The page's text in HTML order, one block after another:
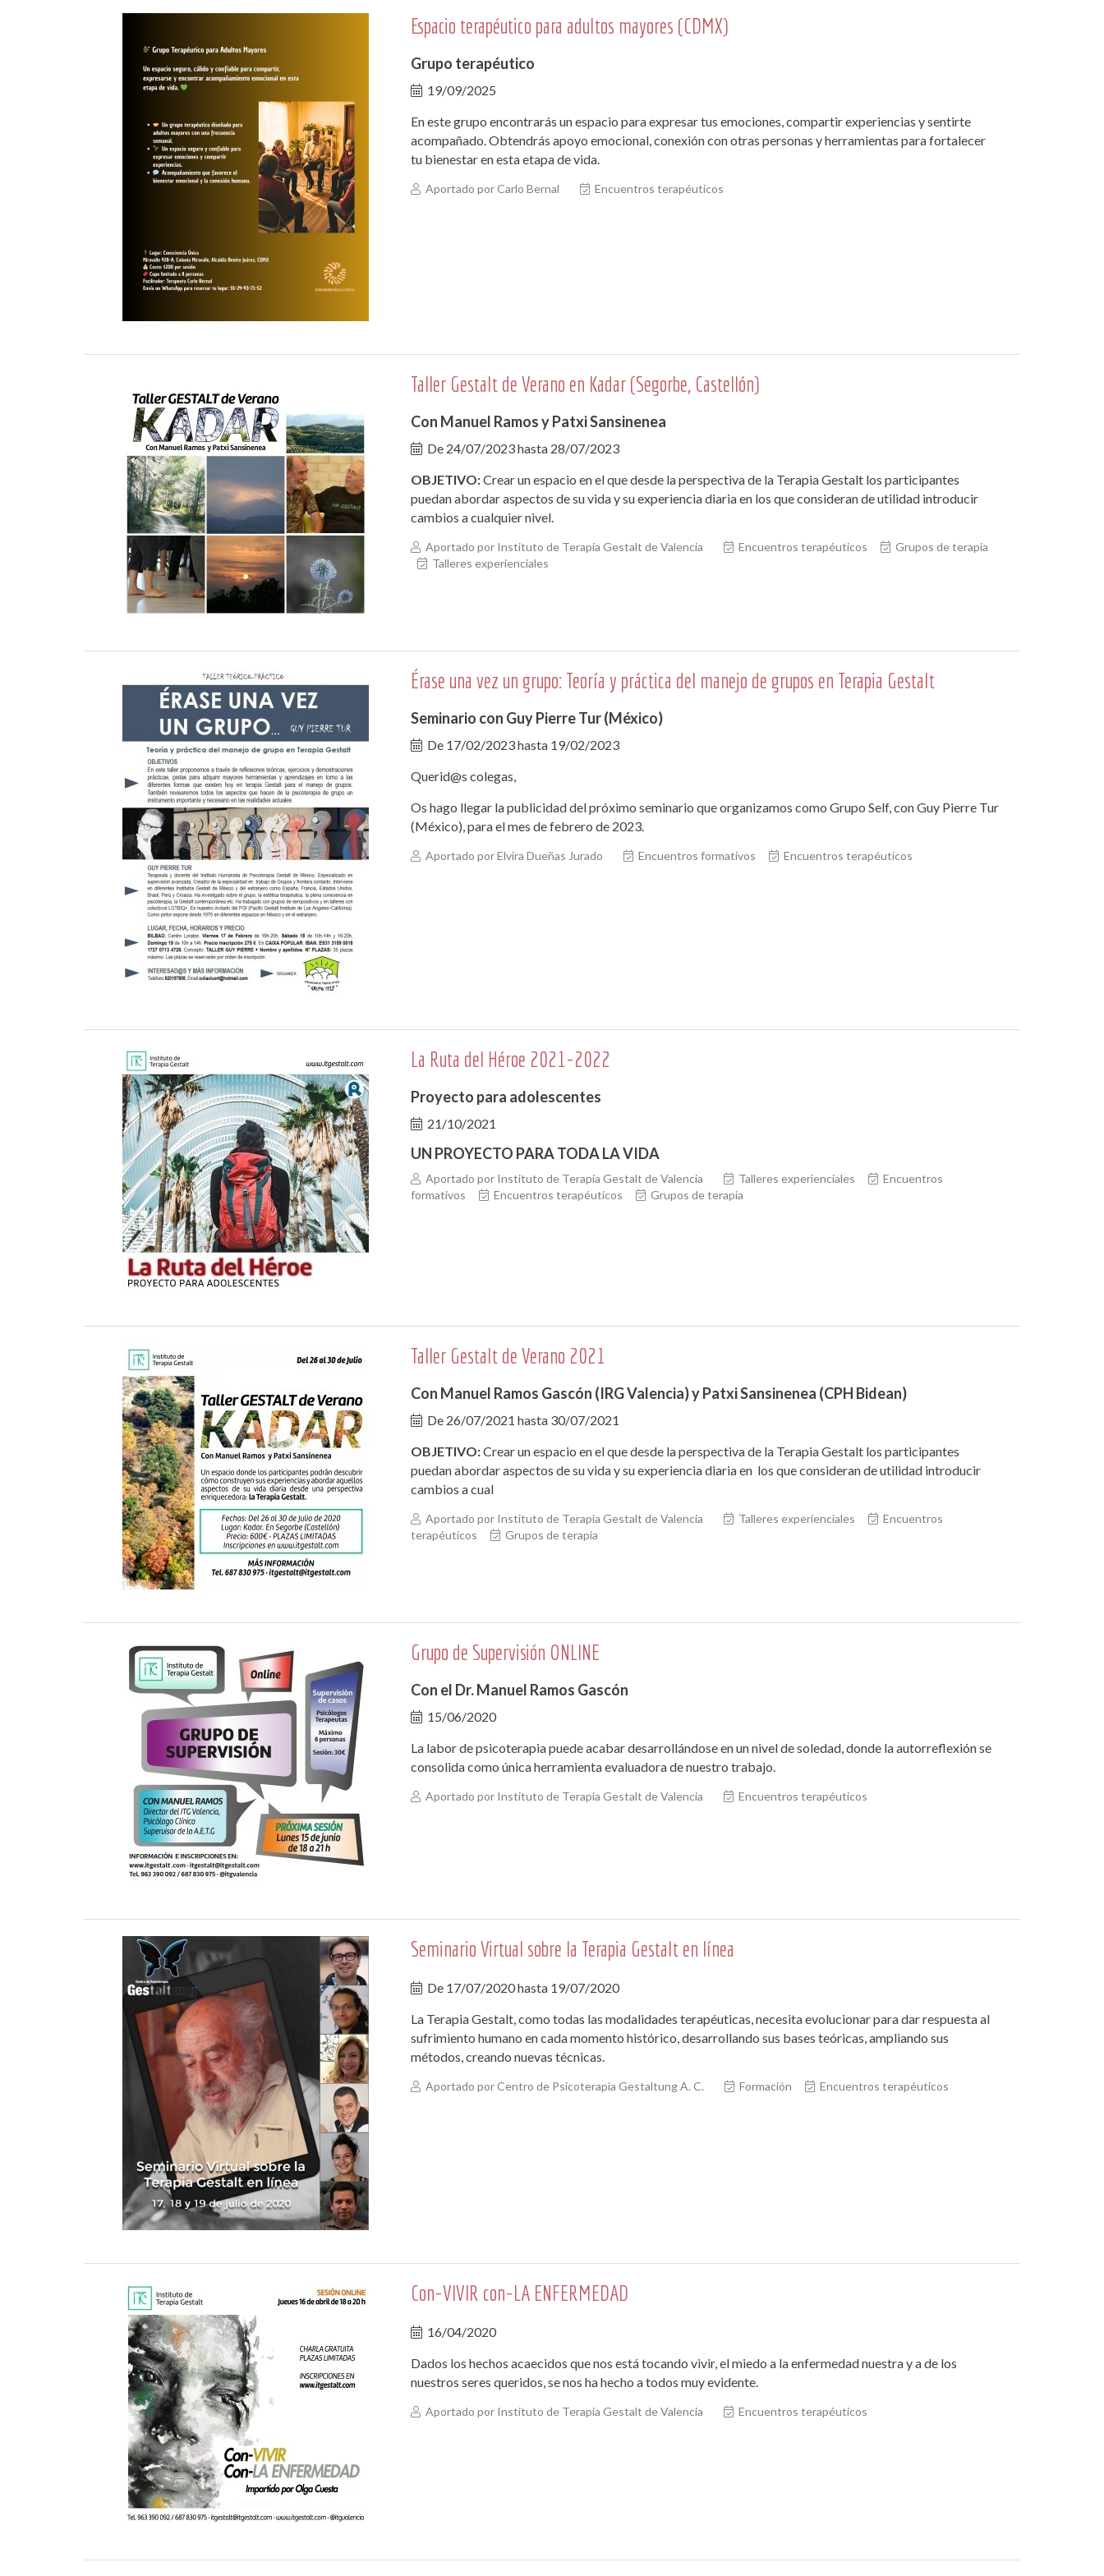
Espacio terapéutico para adultos mayores (CDMX)
Grupo terapéutico
19/09/2025
En este grupo encontrarás un espacio para expresar tus emociones, compartir experiencias y sentirte
acompañado. Obtendrás apoyo emocional, conexión con otras personas y herramientas para fortalecer
tu bienestar en esta etapa de vida.
Aportado por Carlo Bernal Encuentros terapéuticos
Taller Gestalt de Verano en Kadar (Segorbe, Castellón)
Con Manuel Ramos y Patxi Sansinenea
De 24/07/2023hasta 28/07/2023
OBJETIVO:Crear un espacio en el que desde la perspectiva de la Terapia Gestalt los participantes
puedan abordar aspectos de su vida y su experiencia diaria en los que consideran de utilidad introducir
cambios a cualquier nivel.
Aportado por Instituto de Terapia Gestalt de Valencia Encuentros terapéuticos
Grupos de terapia
Talleres experienciales
Érase una vez un grupo: Teoría y práctica del manejo de grupos en Terapia Gestalt
Seminario con Guy Pierre Tur (México)
De 17/02/2023hasta 19/02/2023
Querid@s colegas,
Os hago llegar la publicidad del próximo seminario que organizamos como Grupo Self, con Guy Pierre Tur
(México), para el mes de febrero de 2023.
Aportado por Elvira Dueñas Jurado Encuentros formativos Encuentros terapéuticos
La Ruta del Héroe 2021-2022
Proyecto para adolescentes
21/10/2021
UN PROYECTO PARA TODA LA VIDA
Aportado por Instituto de Terapia Gestalt de Valencia Talleres experienciales
Encuentros
formativos
Encuentros terapéuticos Grupos de terapia
Taller Gestalt de Verano 2021
Con Manuel Ramos Gascón (IRG Valencia) y Patxi Sansinenea (CPH Bidean)
De 26/07/2021 hasta 30/07/2021
OBJETIVO:Crear un espacio en el que desde la perspectiva de la Terapia Gestalt los participantes
puedan abordar aspectos de su vida y su experiencia diaria en los que consideran de utilidad introducir
cambios a cual
Aportado por Instituto de Terapia Gestalt de Valencia Talleres experienciales
Encuentros
terapéuticos
Grupos de terapia
Grupo de Supervisión ONLINE
Con el Dr. Manuel Ramos Gascón
15/06/2020
La labor de psicoterapia puede acabar desarrollándose en un nivel de soledad, donde la autorreflexión se
consolida como única herramienta evaluadora de nuestro trabajo.
Aportado por Instituto de Terapia Gestalt de Valencia Encuentros terapéuticos
Seminario Virtual sobre la Terapia Gestalt en línea
De 17/07/2020hasta 19/07/2020
La Terapia Gestalt, como todas las modalidades terapéuticas, necesita evolucionar para dar respuesta al
sufrimiento humano en cada momento histórico, desarrollando sus bases teóricas, ampliando sus
métodos, creando nuevas técnicas.
Aportado por Centro de Psicoterapia Gestaltung A. C. Formación Encuentros terapéuticos
Con-VIVIR con-LA ENFERMEDAD
16/04/2020
Dados los hechos acaecidos que nos está tocando vivir, el miedo a la enfermedad nuestra y a de los
nuestros seres queridos, se nos ha hecho a todos muy evidente.
Aportado por Instituto de Terapia Gestalt de Valencia Encuentros terapéuticos